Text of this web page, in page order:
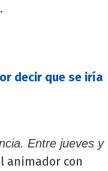
decir que se iría
Entre jueves y
animador con